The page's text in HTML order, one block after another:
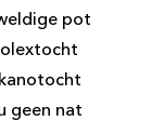
pot
geen nat